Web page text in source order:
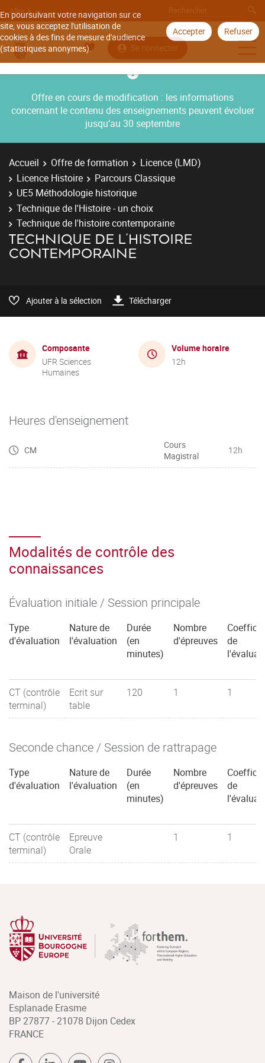
En poursuivant votre navigation sur ce
site, vous acceptez l'utilisation de
cookies à des fins de mesure d'audience
(statistiques anonymes).
Accepter Refuser
Aller à
Se connecter
Offre en cours de modification : les informations
concernant le contenu des enseignements peuvent évoluer
jusqu’au 30 septembre
Accueil Offre de formation
Licence (LMD)
Licence Histoire
Parcours Classique
UE5 Méthodologie historique
Technique de l'Histoire - un choix
Technique de l'histoire contemporaine
TECHNIQUE DE L'HISTOIRE
CONTEMPORAINE
Ajouter à la sélection Télécharger
Composante
UFR Sciences
Humaines
Volume horaire
12h
Heures d'enseignement
CM
Cours
Magistral
12h
Modalités de contrôle des
connaissances
Évaluation initiale / Session principale
Type
d'évaluation
Nature de
l'évaluation
Durée
(en
minutes)
Nombre
d'épreuves
de
CT (contrôle
terminal)
Ecrit sur
table
120 1 1
Seconde chance / Session de rattrapage
Type
d'évaluation
Nature de
l'évaluation
Durée
(en
minutes)
Nombre
d'épreuves
de
CT (contrôle
terminal)
Epreuve
Orale
1 1
Maison de l'université
Esplanade Erasme
BP 27877 - 21078 Dijon Cedex
FRANCE